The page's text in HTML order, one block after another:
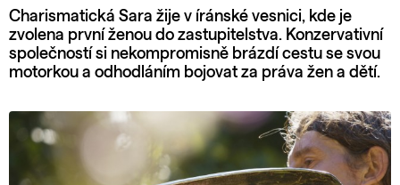
Charismatická Sara žije v íránské vesnici, kde je
zvolena první ženou do zastupitelstva. Konzervativní
společností si nekompromisně brázdí cestu se svou
motorkou a odhodláním bojovat za práva žen a dětí.